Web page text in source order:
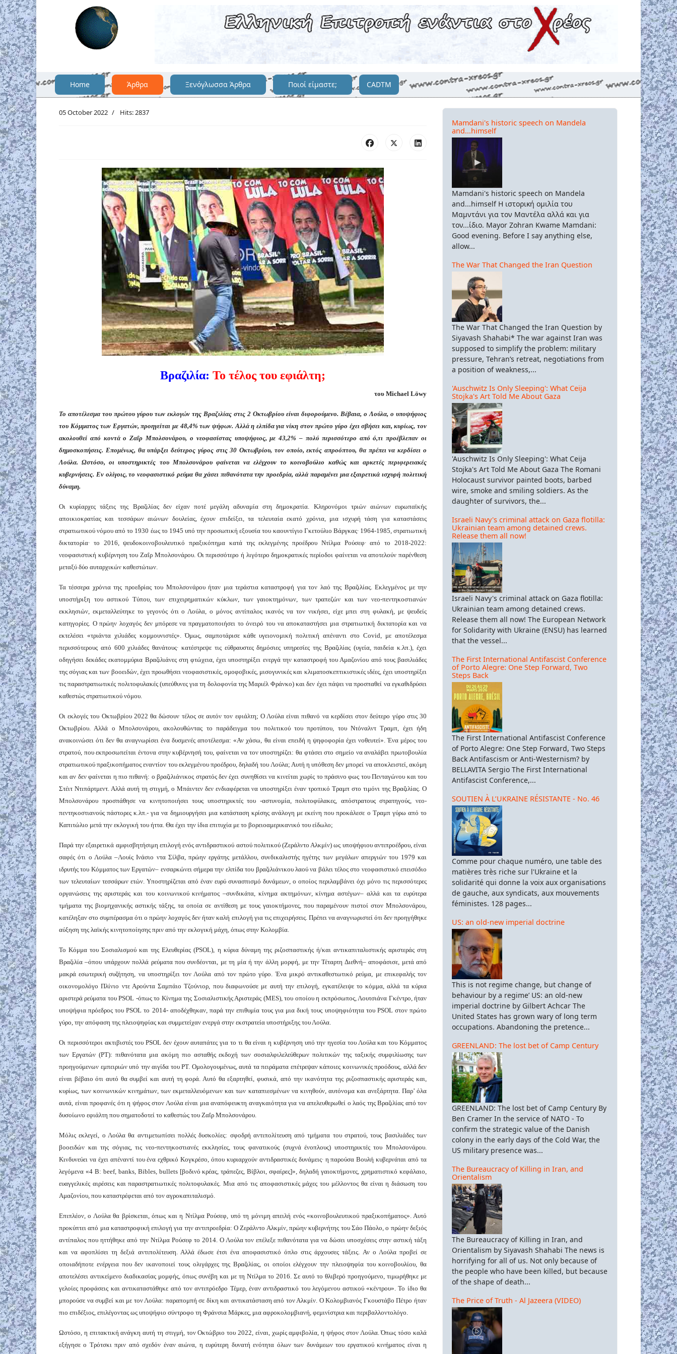
Home Άρθρα Ξενόγλωσσα Άρθρα Ποιοί είμαστε; CADTM
05 October 2022 Hits: 2837
Βραζιλία: Το τέλος του εφιάλτη;
του Michael Löwy
Το αποτέλεσμα του πρώτου γύρου των εκλογών της Βραζιλίας στις 2 Οκτωβρίου είναι διφορούμενο. Βέβαια, ο Λούλα, ο υποψήφιος
του Κόμματος των Εργατών, προηγείται με 48,4% των ψήφων. Αλλά η ελπίδα για νίκη στον πρώτο γύρο έχει σβήσει και, κυρίως, τον
ακολουθεί από κοντά ο Ζαΐρ Μπολσονάρου, ο νεοφασίστας υποψήφιος, με 43,2% – πολύ περισσότερο από ό,τι προέβλεπαν οι
δημοσκοπήσεις. Επομένως, θα υπάρξει δεύτερος γύρος στις 30 Οκτωβρίου, τον οποίο, εκτός απροόπτου, θα πρέπει να κερδίσει ο
Λούλα. Ωστόσο, οι υποστηρικτές του Μπολσονάρου φαίνεται να ελέγχουν το κοινοβούλιο καθώς και αρκετές περιφερειακές
κυβερνήσεις. Εν ολίγοις, το νεοφασιστικό ρεύμα θα χάσει πιθανότατα την προεδρία, αλλά παραμένει μια εξαιρετικά ισχυρή πολιτική
δύναμη.
Οι κυρίαρχες τάξεις της Βραζιλίας δεν είχαν ποτέ μεγάλη αδυναμία στη δημοκρατία. Κληρονόμοι τριών αιώνων ευρωπαϊκής
αποικιοκρατίας και τεσσάρων αιώνων δουλείας, έχουν επιδείξει, τα τελευταία εκατό χρόνια, μια ισχυρή τάση για καταστάσεις
στρατιωτικού νόμου από το 1930 έως το 1945 υπό την προσωπική εξουσία του καουντίγιο Γκετούλιο Βάργκας∙ 1964-1985, στρατιωτική
δικτατορία∙ το 2016, ψευδοκοινοβουλευτικό πραξικόπημα κατά της εκλεγμένης προέδρου Ντίλμα Ρούσεφ∙ από το 2018-2022:
νεοφασιστική κυβέρνηση του Ζαΐρ Μπολσονάρου. Οι περισσότερο ή λιγότερο δημοκρατικές περίοδοι φαίνεται να αποτελούν παρένθεση
μεταξύ δύο αυταρχικών καθεστώτων.
Τα τέσσερα χρόνια της προεδρίας του Μπολσονάρου ήταν μια τεράστια καταστροφή για τον λαό της Βραζιλίας. Εκλεγμένος με την
υποστήριξη του αστικού Τύπου, των επιχειρηματικών κύκλων, των γαιοκτημόνων, των τραπεζών και των νεο-πεντηκοστιανών
εκκλησιών, εκμεταλλεύτηκε το γεγονός ότι ο Λούλα, ο μόνος αντίπαλος ικανός να τον νικήσει, είχε μπει στη φυλακή, με ψευδείς
κατηγορίες. Ο πρώην λοχαγός δεν μπόρεσε να πραγματοποιήσει το όνειρό του να αποκαταστήσει μια στρατιωτική δικτατορία και να
εκτελέσει «τριάντα χιλιάδες κομμουνιστές». Όμως, σαμποτάρισε κάθε υγειονομική πολιτική απέναντι στο Covid, με αποτέλεσμα
περισσότερους από 600 χιλιάδες θανάτους∙ κατέστρεψε τις εύθραυστες δημόσιες υπηρεσίες της Βραζιλίας (υγεία, παιδεία κ.λπ.), έχει
οδηγήσει δεκάδες εκατομμύρια Βραζιλιάνες στη φτώχεια, έχει υποστηρίξει ενεργά την καταστροφή του Αμαζονίου από τους βασιλιάδες
της σόγιας και των βοοειδών, έχει προωθήσει νεοφασιστικές, ομοφοβικές, μισογυνικές και κλιματοσκεπτικιστικές ιδέες, έχει υποστηρίξει
τις παραστρατιωτικές πολιτοφυλακές (υπεύθυνες για τη δολοφονία της Μαριέλ Φράνκο) και δεν έχει πάψει να προσπαθεί να εγκαθιδρύσει
καθεστώς στρατιωτικού νόμου.
Οι εκλογές του Οκτωβρίου 2022 θα δώσουν τέλος σε αυτόν τον εφιάλτη; Ο Λούλα είναι πιθανό να κερδίσει στον δεύτερο γύρο στις 30
Οκτωβρίου. Αλλά ο Μπολσονάρου, ακολουθώντας το παράδειγμα του πολιτικού του προτύπου, του Ντόναλντ Τραμπ, έχει ήδη
ανακοινώσει ότι δεν θα αναγνωρίσει ένα δυσμενές αποτέλεσμα: «Αν χάσω, θα είναι επειδή η ψηφοφορία έχει νοθευτεί». Ένα μέρος του
στρατού, που εκπροσωπείται έντονα στην κυβέρνησή του, φαίνεται να τον υποστηρίζει: θα φτάσει στο σημείο να αναλάβει πρωτοβουλία
στρατιωτικού πραξικοπήματος εναντίον του εκλεγμένου προέδρου, δηλαδή του Λούλα; Αυτή η υπόθεση δεν μπορεί να αποκλειστεί, ακόμη
και αν δεν φαίνεται η πιο πιθανή: ο βραζιλιάνικος στρατός δεν έχει συνηθίσει να κινείται χωρίς το πράσινο φως του Πενταγώνου και του
Στέιτ Ντιπάρτμεντ. Αλλά αυτή τη στιγμή, ο Μπάιντεν δεν ενδιαφέρεται να υποστηρίξει έναν τροπικό Τραμπ στο τιμόνι της Βραζιλίας. Ο
Μπολσονάρου προσπάθησε να κινητοποιήσει τους υποστηρικτές του -αστυνομία, πολιτοφύλακες, απόστρατους στρατηγούς, νεο-
πεντηκοστιανούς πάστορες κ.λπ.- για να δημιουργήσει μια κατάσταση κρίσης ανάλογη με εκείνη που προκάλεσε ο Τραμπ γύρω από το
Καπιτώλιο μετά την εκλογική του ήττα. Θα έχει την ίδια επιτυχία με το βορειοαμερικανικό του είδωλο;
Παρά την εξαιρετικά αμφισβητήσιμη επιλογή ενός αντιδραστικού αστού πολιτικού (Ζεράλντο Αλκμίν) ως υποψήφιου αντιπροέδρου, είναι
σαφές ότι ο Λούλα –Λουίς Ινάσιο ντα Σίλβα, πρώην εργάτης μετάλλου, συνδικαλιστής ηγέτης των μεγάλων απεργιών του 1979 και
ιδρυτής του Κόμματος των Εργατών– ενσαρκώνει σήμερα την ελπίδα του βραζιλιάνικου λαού να βάλει τέλος στο νεοφασιστικό επεισόδιο
των τελευταίων τεσσάρων ετών. Υποστηρίζεται από έναν ευρύ συνασπισμό δυνάμεων, ο οποίος περιλαμβάνει όχι μόνο τις περισσότερες
οργανώσεις της αριστεράς και του κοινωνικού κινήματος –συνδικάτα, κίνημα ακτημόνων, κίνημα αστέγων– αλλά και τα ευρύτερα
τμήματα της βιομηχανικής αστικής τάξης, τα οποία σε αντίθεση με τους γαιοκτήμονες, που παραμένουν πιστοί στον Μπολσονάρου,
κατέληξαν στο συμπέρασμα ότι ο πρώην λοχαγός δεν ήταν καλή επιλογή για τις επιχειρήσεις. Πρέπει να αναγνωριστεί ότι δεν προηγήθηκε
αύξηση της λαϊκής κινητοποίησης πριν από την εκλογική μάχη, όπως στην Κολομβία.
Το Κόμμα του Σοσιαλισμού και της Ελευθερίας (PSOL), η κύρια δύναμη της ριζοσπαστικής ή/και αντικαπιταλιστικής αριστεράς στη
Βραζιλία –όπου υπάρχουν πολλά ρεύματα που συνδέονται, με τη μία ή την άλλη μορφή, με την Τέταρτη Διεθνή– αποφάσισε, μετά από
μακρά εσωτερική συζήτηση, να υποστηρίξει τον Λούλα από τον πρώτο γύρο. Ένα μικρό αντικαθεστωτικό ρεύμα, με επικεφαλής τον
οικονομολόγο Πλίνιο ντε Αρούντα Σαμπάιο Τζούνιορ, που διαφωνούσε με αυτή την επιλογή, εγκατέλειψε το κόμμα, αλλά τα κύρια
αριστερά ρεύματα του PSOL -όπως το Κίνημα της Σοσιαλιστικής Αριστεράς (MES), του οποίου η εκπρόσωπος, Λουτσιάνα Γκέντρο, ήταν
υποψήφια πρόεδρος του PSOL το 2014- αποδέχθηκαν, παρά την επιθυμία τους για μια δική τους υποψηφιότητα του PSOL στον πρώτο
γύρο, την απόφαση της πλειοψηφίας και συμμετείχαν ενεργά στην εκστρατεία υποστήριξης του Λούλα.
Οι περισσότεροι ακτιβιστές του PSOL δεν έχουν αυταπάτες για το τι θα είναι η κυβέρνηση υπό την ηγεσία του Λούλα και του Κόμματος
των Εργατών (PT): πιθανότατα μια ακόμη πιο ασταθής εκδοχή των σοσιαλφιλελεύθερων πολιτικών της ταξικής συμφιλίωσης των
προηγούμενων εμπειριών υπό την αιγίδα του PT. Ομολογουμένως, αυτά τα πειράματα επέτρεψαν κάποιες κοινωνικές προόδους, αλλά δεν
είναι βέβαιο ότι αυτό θα συμβεί και αυτή τη φορά. Αυτό θα εξαρτηθεί, φυσικά, από την ικανότητα της ριζοσπαστικής αριστεράς και,
κυρίως, των κοινωνικών κινημάτων, των εκμεταλλευόμενων και των καταπιεσμένων να κινηθούν, αυτόνομα και ανεξάρτητα. Παρ’ όλα
αυτά, είναι προφανές ότι η ψήφος στον Λούλα είναι μια αναπόφευκτη αναγκαιότητα για να απελευθερωθεί ο λαός της Βραζιλίας από τον
δυσοίωνο εφιάλτη που σηματοδοτεί το καθεστώς του Ζαΐρ Μπολσονάρου.
Μόλις εκλεγεί, ο Λούλα θα αντιμετωπίσει πολλές δυσκολίες: σφοδρή αντιπολίτευση από τμήματα του στρατού, τους βασιλιάδες των
βοοειδών και της σόγιας, τις νεο-πεντηκοστιανές εκκλησίες, τους φανατικούς (συχνά ένοπλους) υποστηρικτές του Μπολσονάρου.
Κινδυνεύει να έχει απέναντί του ένα εχθρικό Κογκρέσο, όπου κυριαρχούν αντιδραστικές δυνάμεις∙ η παρούσα Βουλή κυβερνάται από τα
λεγόμενα «4 B: beef, banks, Bibles, bullets [βοδινό κρέας, τράπεζες, Βίβλοι, σφαίρες]», δηλαδή γαιοκτήμονες, χρηματιστικό κεφάλαιο,
ευαγγελικές αιρέσεις και παραστρατιωτικές πολιτοφυλακές. Μια από τις αποφασιστικές μάχες του μέλλοντος θα είναι η διάσωση του
Αμαζονίου, που καταστρέφεται από τον αγροκαπιταλισμό.
Επιπλέον, ο Λούλα θα βρίσκεται, όπως και η Ντίλμα Ρούσεφ, υπό τη μόνιμη απειλή ενός «κοινοβουλευτικού πραξικοπήματος». Αυτό
προκύπτει από μια καταστροφική επιλογή για την αντιπροεδρία: Ο Ζεράλντο Αλκμίν, πρώην κυβερνήτης του Σάο Πάολο, ο πρώην δεξιός
αντίπαλος που ηττήθηκε από την Ντίλμα Ρούσεφ το 2014. Ο Λούλα τον επέλεξε πιθανότατα για να δώσει υποσχέσεις στην αστική τάξη
και να αφοπλίσει τη δεξιά αντιπολίτευση. Αλλά έδωσε έτσι ένα αποφασιστικό όπλο στις άρχουσες τάξεις. Αν ο Λούλα προβεί σε
οποιαδήποτε ενέργεια που δεν ικανοποιεί τους ολιγάρχες της Βραζιλίας, οι οποίοι ελέγχουν την πλειοψηφία του κοινοβουλίου, θα
αποτελέσει αντικείμενο διαδικασίας μομφής, όπως συνέβη και με τη Ντίλμα το 2016. Σε αυτό το θλιβερό προηγούμενο, τιμωρήθηκε με
γελοίες προφάσεις και αντικαταστάθηκε από τον αντιπρόεδρο Τέμερ, έναν αντιδραστικό του λεγόμενου αστικού «κέντρου». Το ίδιο θα
μπορούσε να συμβεί και με τον Λούλα: παραπομπή σε δίκη και αντικατάσταση από τον Αλκμίν. Ο Κολομβιανός Γκουστάβο Πέτρο ήταν
πιο επιδέξιος, επιλέγοντας ως υποψήφιο σύντροφο τη Φράνσια Μάρκες, μια αφροκολομβιανή, φεμινίστρια και περιβαλλοντολόγο.
Ωστόσο, η επιτακτική ανάγκη αυτή τη στιγμή, τον Οκτώβριο του 2022, είναι, χωρίς αμφιβολία, η ψήφος στον Λούλα. Όπως τόσο καλά
εξήγησε ο Τρότσκι πριν από σχεδόν έναν αιώνα, η ευρύτερη δυνατή ενότητα όλων των δυνάμεων του εργατικού κινήματος είναι η
Mamdani's historic speech on Mandela
and...himself
Mamdani's historic speech on Mandela
and...himself Η ιστορική ομιλία του
Μαμντάνι για τον Μαντέλα αλλά και για
τον...ίδιο. Mayor Zohran Kwame Mamdani:
Good evening. Before I say anything else,
allow...
The War That Changed the Iran Question
The War That Changed the Iran Question by
Siyavash Shahabi* The war against Iran was
supposed to simplify the problem: military
pressure, Tehran’s retreat, negotiations from
a position of weakness,...
'Auschwitz Is Only Sleeping': What Ceija
Stojka's Art Told Me About Gaza
'Auschwitz Is Only Sleeping': What Ceija
Stojka's Art Told Me About Gaza The Romani
Holocaust survivor painted boots, barbed
wire, smoke and smiling soldiers. As the
daughter of survivors, the...
Israeli Navy's criminal attack on Gaza flotilla:
Ukrainian team among detained crews.
Release them all now!
Israeli Navy's criminal attack on Gaza flotilla:
Ukrainian team among detained crews.
Release them all now! The European Network
for Solidarity with Ukraine (ENSU) has learned
that the vessel...
The First International Antifascist Conference
of Porto Alegre: One Step Forward, Two
Steps Back
The First International Antifascist Conference
of Porto Alegre: One Step Forward, Two Steps
Back Antifascism or Anti-Westernism? by
BELLAVITA Sergio The First International
Antifascist Conference,...
SOUTIEN À L’UKRAINE RÉSISTANTE - No. 46
Comme pour chaque numéro, une table des
matières très riche sur l'Ukraine et la
solidarité qui donne la voix aux organisations
de gauche, aux syndicats, aux mouvements
féministes. 128 pages...
US: an old-new imperial doctrine
This is not regime change, but change of
behaviour by a regime’ US: an old-new
imperial doctrine by Gilbert Achcar The
United States has grown wary of long term
occupations. Abandoning the pretence...
GREENLAND: The lost bet of Camp Century
GREENLAND: The lost bet of Camp Century By
Ben Cramer In the service of NATO - To
confirm the strategic value of the Danish
colony in the early days of the Cold War, the
US military presence was...
The Bureaucracy of Killing in Iran, and
Orientalism
The Bureaucracy of Killing in Iran, and
Orientalism by Siyavash Shahabi The news is
horrifying for all of us. Not only because of
the people who have been killed, but because
of the shape of death...
The Price of Truth - Al Jazeera (VIDEO)